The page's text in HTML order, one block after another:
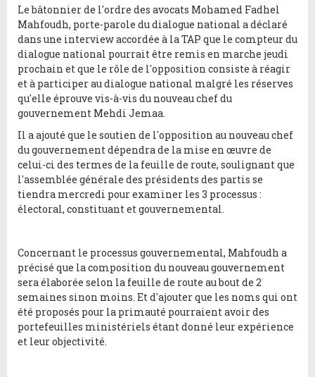
Le bâtonnier de l'ordre des avocats Mohamed Fadhel
Mahfoudh, porte-parole du dialogue national a déclaré
dans une interview accordée à la TAP que le compteur du
dialogue national pourrait être remis en marche jeudi
prochain et que le rôle de l'opposition consiste à réagir
et à participer au dialogue national malgré les réserves
qu'elle éprouve vis-à-vis du nouveau chef du
gouvernement Mehdi Jemaa.
Il a ajouté que le soutien de l'opposition au nouveau chef
du gouvernement dépendra de la mise en œuvre de
celui-ci des termes de la feuille de route, soulignant que
l'assemblée générale des présidents des partis se
tiendra mercredi pour examiner les 3 processus :
électoral, constituant et gouvernemental.
Concernant le processus gouvernemental, Mahfoudh a
précisé que la composition du nouveau gouvernement
sera élaborée selon la feuille de route au bout de 2
semaines sinon moins. Et d'ajouter que les noms qui ont
été proposés pour la primauté pourraient avoir des
portefeuilles ministériels étant donné leur expérience
et leur objectivité.